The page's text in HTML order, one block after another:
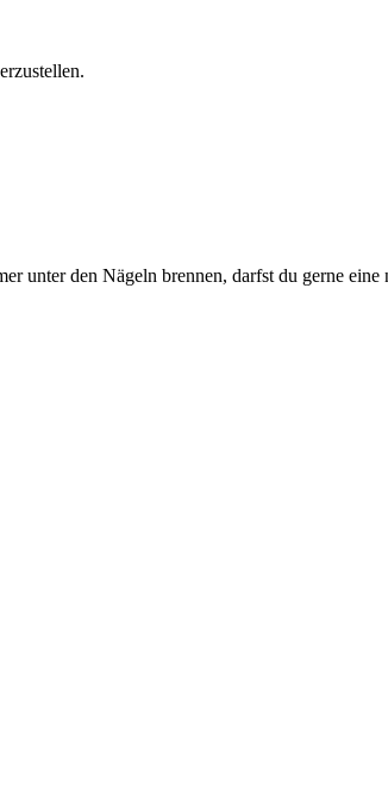
unter den Nägeln brennen, darfst du gerne eine